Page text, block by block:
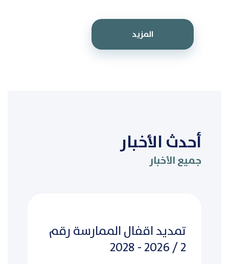
المزيد
أحدث الأخبار
جميع الأخبار
تمديد اقفال الممارسة رقم
2 / 2026 - 2028